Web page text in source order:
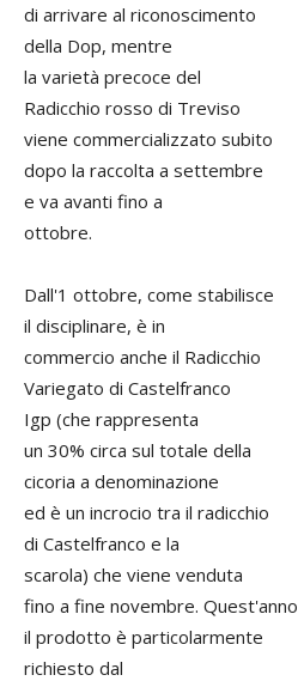
di arrivare al riconoscimento
della Dop, mentre
la varietà precoce del
Radicchio rosso di Treviso
viene commercializzato subito
dopo la raccolta a settembre
e va avanti fino a
ottobre.
Dall'1 ottobre, come stabilisce
il disciplinare, è in
commercio anche il Radicchio
Variegato di Castelfranco
Igp (che rappresenta
un 30% circa sul totale della
cicoria a denominazione
ed è un incrocio tra il radicchio
di Castelfranco e la
scarola) che viene venduta
fino a fine novembre. Quest'anno
il prodotto è particolarmente
richiesto dal